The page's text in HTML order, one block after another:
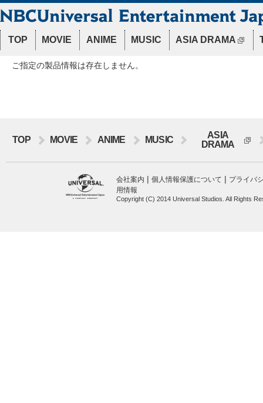
TOP MOVIE ANIME MUSIC ASIA DRAMA
ご指定の製品情報は存在しません。
TOP MOVIE ANIME MUSIC
ASIA
DRAMA
会社案内 | 個人情報保護について | プライバ
用情報
Copyright (C) 2014 Universal Studios. All Rights